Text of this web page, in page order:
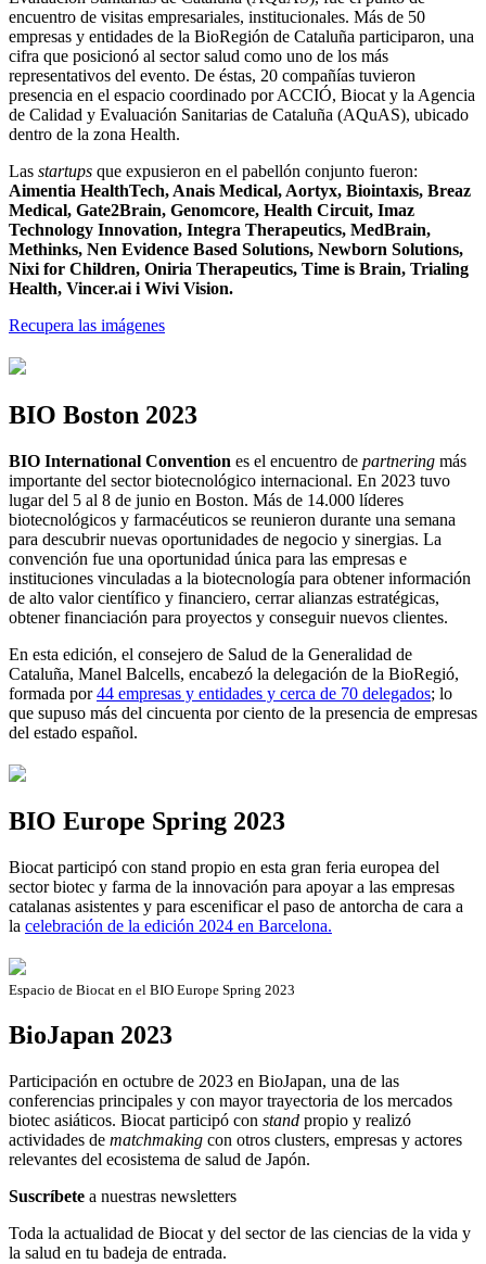
encuentro de visitas empresariales, institucionales. Más de 50
empresas y entidades de la BioRegión de Cataluña participaron, una
cifra que posicionó al sector salud como uno de los más
representativos del evento. De éstas, 20 compañías tuvieron
presencia en el espacio coordinado por ACCIÓ, Biocat y la Agencia
de Calidad y Evaluación Sanitarias de Cataluña (AQuAS), ubicado
dentro de la zona Health.
Las startups que expusieron en el pabellón conjunto fueron:
Aimentia HealthTech, Anais Medical, Aortyx, Biointaxis, Breaz
Medical, Gate2Brain, Genomcore, Health Circuit, Imaz
Technology Innovation, Integra Therapeutics, MedBrain,
Methinks, Nen Evidence Based Solutions, Newborn Solutions,
Nixi for Children, Oniria Therapeutics, Time is Brain, Trialing
Health, Vincer.ai i Wivi Vision.
Recupera las imágenes
BIO Boston 2023
BIO International Convention es el encuentro de partnering más
importante del sector biotecnológico internacional. En 2023 tuvo
lugar del 5 al 8 de junio en Boston. Más de 14.000 líderes
biotecnológicos y farmacéuticos se reunieron durante una semana
para descubrir nuevas oportunidades de negocio y sinergias. La
convención fue una oportunidad única para las empresas e
instituciones vinculadas a la biotecnología para obtener información
de alto valor científico y financiero, cerrar alianzas estratégicas,
obtener financiación para proyectos y conseguir nuevos clientes.
En esta edición, el consejero de Salud de la Generalidad de
Cataluña, Manel Balcells, encabezó la delegación de la BioRegió,
formada por44 empresas y entidades y cerca de 70 delegados; lo
que supuso más del cincuenta por ciento de la presencia de empresas
del estado español.
BIO Europe Spring 2023
Biocat participó con stand propio en esta gran feria europea del
sector biotec y farma de la innovación para apoyar a las empresas
catalanas asistentes y para escenificar el paso de antorcha de cara a
la celebración de la edición 2024 en Barcelona.
Espacio de Biocat en el BIO Europe Spring 2023
BioJapan 2023
Participación en octubre de 2023 en BioJapan, una de las
conferencias principales y con mayor trayectoria de los mercados
biotec asiáticos. Biocat participó con stand propio y realizó
actividades de matchmaking con otros clusters, empresas y actores
relevantes del ecosistema de salud de Japón.
Suscríbete a nuestras newsletters
Toda la actualidad de Biocat y del sector de las ciencias de la vida y
la salud en tu badeja de entrada.